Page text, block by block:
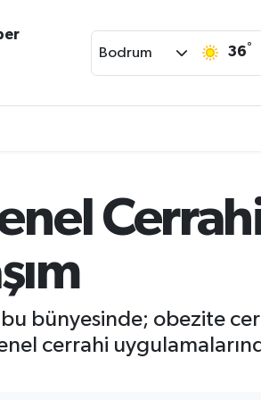
Bodrum 36°
bünyesinde; obezite
cerrahi